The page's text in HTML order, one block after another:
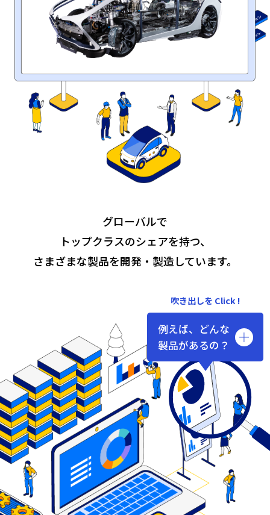
グローバルで
トップクラスのシェアを持つ、
さまざまな製品を開発・製造しています。
吹き出しを Click !
例えば、どんな
製品があるの？